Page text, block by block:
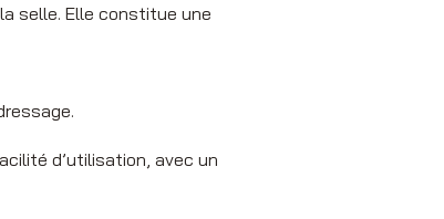
selle. Elle constitue une
d’utilisation, avec un